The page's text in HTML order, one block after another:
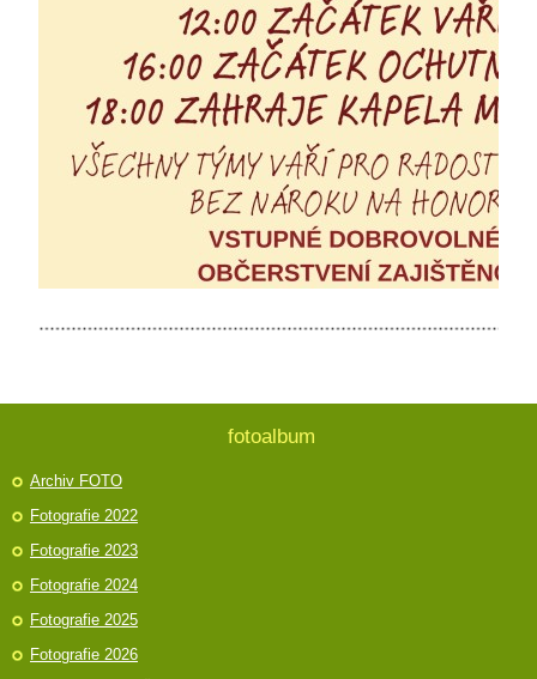
fotoalbum
Archiv FOTO
Fotografie 2022
Fotografie 2023
Fotografie 2024
Fotografie 2025
Fotografie 2026